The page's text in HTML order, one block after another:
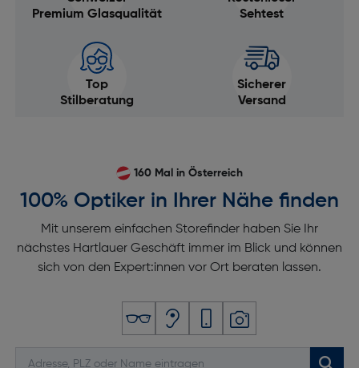
Premium Glasqualität
Sehtest
Top
Stilberatung
Sicherer
Versand
160 Mal in Österreich
100% Optiker in Ihrer Nähe finden
Mit unserem einfachen Storefinder haben Sie Ihr
nächstes Hartlauer Geschäft immer im Blick und können
sich von den Expert:innen vor Ort beraten lassen.